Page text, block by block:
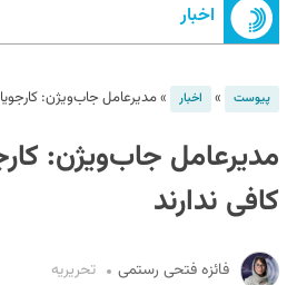
اخبار
پیوست » اخبار »مدیرعامل جاب‌ویژن:
مدیرعامل جاب‌ویژن:
کافی ندارند
فائزه فتحی رستمی تحریریه